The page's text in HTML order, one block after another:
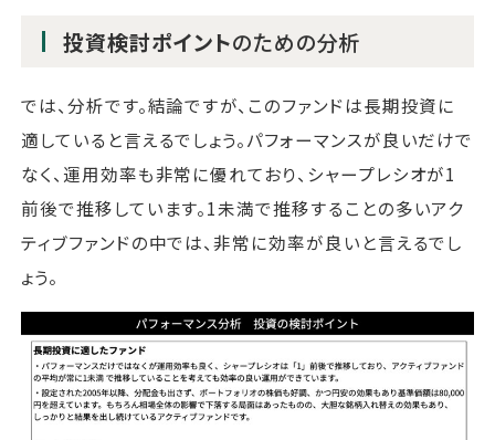
投資検討ポイントのための分析
では、分析です。結論ですが、このファンドは長期投資に
適していると言えるでしょう。パフォーマンスが良いだけで
なく、運用効率も非常に優れており、シャープレシオが1
前後で推移しています。1未満で推移することの多いアク
ティブファンドの中では、非常に効率が良いと言えるでし
ょう。